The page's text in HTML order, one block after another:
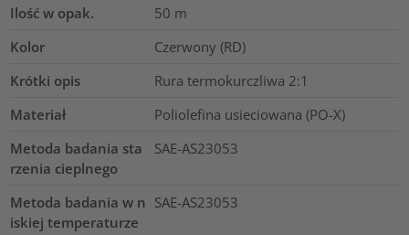
Ilość w opak.
50 m
Kolor
Czerwony (RD)
Krótki opis
Rura termokurczliwa 2:1
Materiał
Poliolefina usieciowana (PO-X)
Metoda badania sta
rzenia cieplnego
SAE-AS23053
Metoda badania w n
iskiej temperaturze
SAE-AS23053